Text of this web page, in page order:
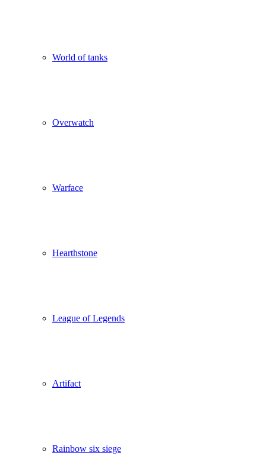
World of tanks
Overwatch
Warface
Hearthstone
League of Legends
Artifact
Rainbow six siege